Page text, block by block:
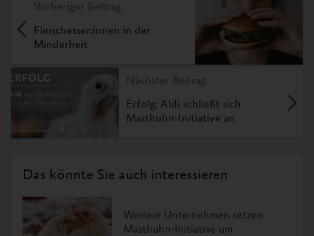
Vorheriger Beitrag
Fleischesser:innen in der
Minderheit
Nächster Beitrag
Erfolg: Aldi schließt sich
Masthuhn-Initiative an
Das könnte Sie auch interessieren
Weitere Unternehmen setzen
Masthuhn-Initiative um